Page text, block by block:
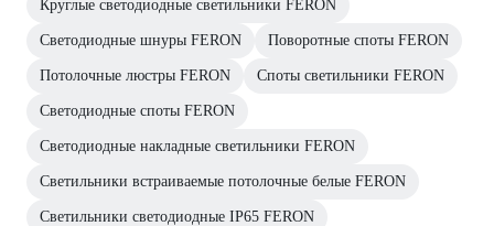
Круглые светодиодные светильники FERON
Светодиодные шнуры FERON Поворотные споты FERON
Потолочные люстры FERON Споты светильники FERON
Светодиодные споты FERON
Светодиодные накладные светильники FERON
Светильники встраиваемые потолочные белые FERON
Светильники светодиодные IP65 FERON